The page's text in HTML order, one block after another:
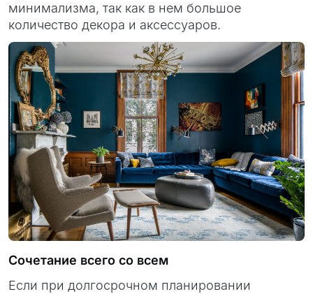
минимализма, так как в нем большое
количество декора и аксессуаров.
Сочетание всего со всем
Если при долгосрочном планировании